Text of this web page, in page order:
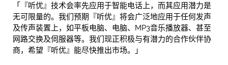
「『听优』技术会率先应用于智能电话上，而其应用潜力是
无可限量的。我们预期『听优』将会广泛地应用于任何发声
及传声装置上，如平板电脑、电脑、MP3音乐播放器、甚至
网路交换及伺服器等。我们现正积极与有潜力的合作伙伴协
商，希望『听优』能尽快推出市场。」